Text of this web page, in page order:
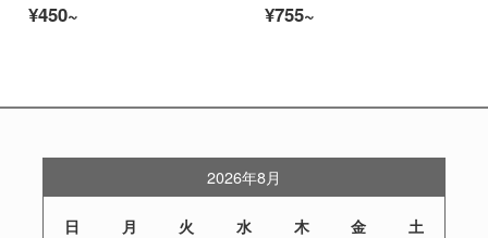
¥450~
¥755~
2026年8月
日 月 火 水 木 金 土